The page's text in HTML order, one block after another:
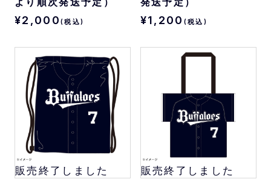
¥2,000 (税込) ¥1,200 (税込)
販売終了しました 販売終了しました